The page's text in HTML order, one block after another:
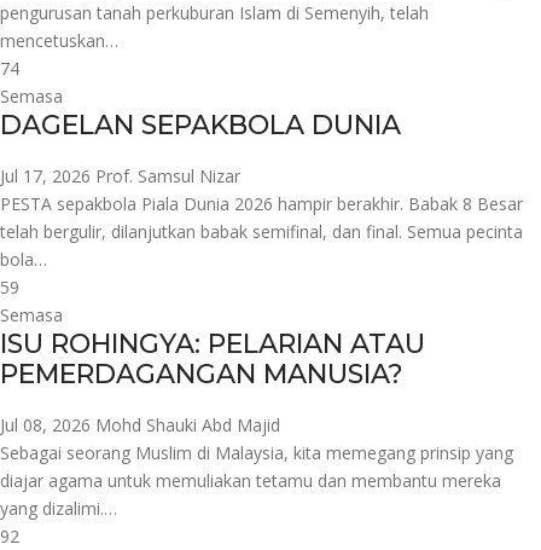
pengurusan tanah perkuburan Islam di Semenyih, telah
mencetuskan…
74
Semasa
DAGELAN SEPAKBOLA DUNIA
Jul 17, 2026 Prof. Samsul Nizar
PESTA sepakbola Piala Dunia 2026 hampir berakhir. Babak 8 Besar
telah bergulir, dilanjutkan babak semifinal, dan final. Semua pecinta
bola…
59
Semasa
ISU ROHINGYA: PELARIAN ATAU
PEMERDAGANGAN MANUSIA?
Jul 08, 2026 Mohd Shauki Abd Majid
Sebagai seorang Muslim di Malaysia, kita memegang prinsip yang
diajar agama untuk memuliakan tetamu dan membantu mereka
yang dizalimi.…
92